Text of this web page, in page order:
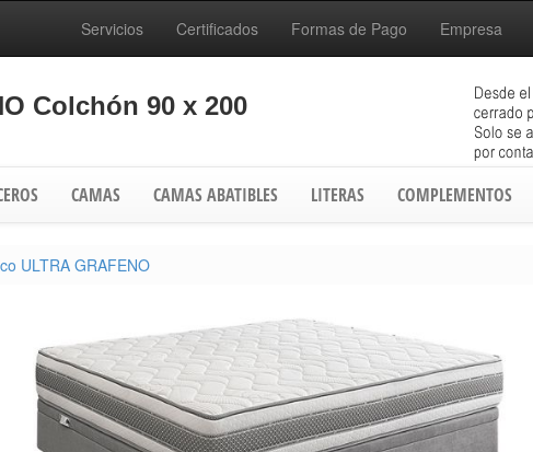
Servicios Certificados Formas de Pago Empresa
Colchón 90 x 200
CAMAS CAMAS ABATIBLES LITERAS COMPLEMENTOS
ULTRA GRAFENO